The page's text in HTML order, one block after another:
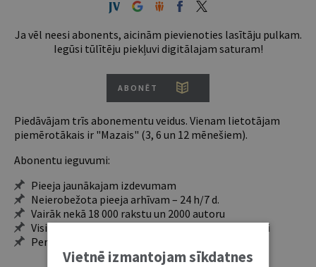
Ja vēl neesi abonents, aicinām pievienoties lasītāju pulkam.
Iegūsi tūlītēju piekļuvi digitālajam saturam!
ABONĒT
Piedāvājam trīs abonementu veidus. Vienam lietotājam
piemērotākais ir "Mazais" (3, 6 un 12 mēnešiem).
Abonentu ieguvumi:
Pieeja jaunākajam izdevumam
Neierobežota pieeja arhīvam – 24 h/7 d.
Vairāk nekā 18 000 rakstu un 2000 autoru
Visi tematiskie numuri un ikgadējie grāmatžurnāli
Personalizētās iespējas – piezīmes, citāti, mapes
Vietnē izmantojam sīkdatnes